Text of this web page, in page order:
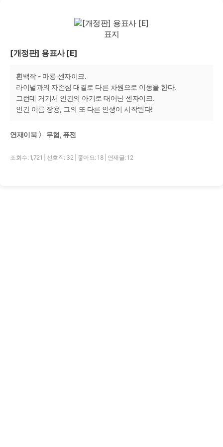
[개정판] 용표사 [E]
흰백작 - 마룡 센자이크.
라이벌과의 자존심 대결로 다른 차원으로 이동을 한다.
그런데 거기서 인간의 아기로 태어난 센자이크.
인간 이름 장용, 그의 또 다른 인생이 시작된다!
연재이북 〉 무협, 퓨전
조회수: 1,721 선호작: 32 좋아요: 18 연재글: 12